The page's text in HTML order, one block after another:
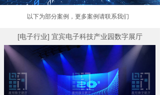
以下为部分案例，更多案例请联系我们
[电子行业] 宜宾电子科技产业园数字展厅